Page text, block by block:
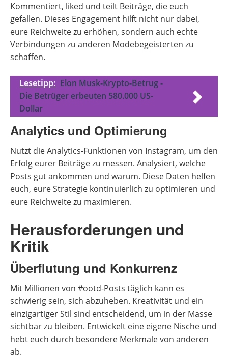
Kommentiert, liked und teilt Beiträge, die euch
gefallen. Dieses Engagement hilft nicht nur dabei,
eure Reichweite zu erhöhen, sondern auch echte
Verbindungen zu anderen Modebegeisterten zu
schaffen.
Lesetipp: Elon Musk-Krypto-Betrug -
Die Betrüger erbeuten 580.000 US-
Dollar
Analytics und Optimierung
Nutzt die Analytics-Funktionen von Instagram, um den
Erfolg eurer Beiträge zu messen. Analysiert, welche
Posts gut ankommen und warum. Diese Daten helfen
euch, eure Strategie kontinuierlich zu optimieren und
eure Reichweite zu maximieren.
Herausforderungen und
Kritik
Überflutung und Konkurrenz
Mit Millionen von #ootd-Posts täglich kann es
schwierig sein, sich abzuheben. Kreativität und ein
einzigartiger Stil sind entscheidend, um in der Masse
sichtbar zu bleiben. Entwickelt eine eigene Nische und
hebt euch durch besondere Merkmale von anderen
ab.